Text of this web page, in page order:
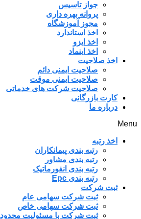
جواز تاسیس
پروانه بهره داری
مجوز آموزشگاه
اخذ استاندارد
اخذ ایزو
اخذ اینماد
اخذ صلاحیت
صلاحیت ایمنی دائم
صلاحیت ایمنی موقت
صلاحیت شرکت های خدماتی
کارت بازرگانی
درباره ما
Menu
اخذ رتبه
رتبه بندی پیمانکاران
رتبه بندی مشاور
رتبه بندی انفورماتیک
رتبه بندی Epc
ثبت شرکت
ثبت شرکت سهامی عام
ثبت شرکت سهامی خاص
ثبت شرکت با مسئولیت محدود